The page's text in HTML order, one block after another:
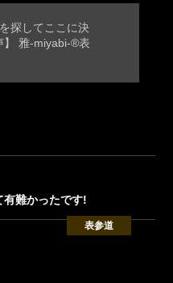
探してここに決
】 雅-miyabi-®表
有難かったです!
表参道